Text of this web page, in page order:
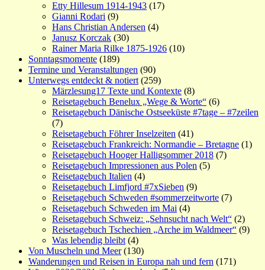
Etty Hillesum 1914-1943 (17)
Gianni Rodari (9)
Hans Christian Andersen (4)
Janusz Korczak (30)
Rainer Maria Rilke 1875-1926 (10)
Sonntagsmomente (189)
Termine und Veranstaltungen (90)
Unterwegs entdeckt & notiert (259)
Märzlesung17 Texte und Kontexte (8)
Reisetagebuch Benelux „Wege & Worte“ (6)
Reisetagebuch Dänische Ostseeküste #7tage – #7zeilen
(7)
Reisetagebuch Föhrer Inselzeiten (41)
Reisetagebuch Frankreich: Normandie – Bretagne (1)
Reisetagebuch Hooger Halligsommer 2018 (7)
Reisetagebuch Impressionen aus Polen (5)
Reisetagebuch Italien (4)
Reisetagebuch Limfjord #7xSieben (9)
Reisetagebuch Schweden #sommerzeitworte (7)
Reisetagebuch Schweden im Mai (4)
Reisetagebuch Schweiz: „Sehnsucht nach Welt“ (2)
Reisetagebuch Tschechien „Arche im Waldmeer“ (9)
Was lebendig bleibt (4)
Von Muscheln und Meer(130)
Wanderungen und Reisen in Europa nah und fern (171)